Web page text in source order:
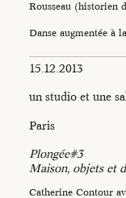
Rousseau (historien
Danse augmentée à
15.12.2013
un studio et une
Paris
Plongée#3
Maison, objets et
Catherine Contour